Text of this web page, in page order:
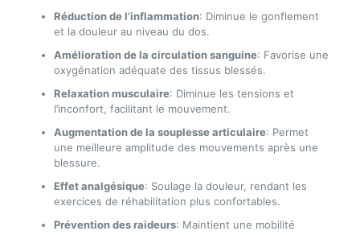
Réduction de l’inflammation: Diminue le gonflement
et la douleur au niveau du dos.
Amélioration de la circulation sanguine: Favorise une
oxygénation adéquate des tissus blessés.
Relaxation musculaire: Diminue les tensions et
l’inconfort, facilitant le mouvement.
Augmentation de la souplesse articulaire: Permet
une meilleure amplitude des mouvements après une
blessure.
Effet analgésique: Soulage la douleur, rendant les
exercices de réhabilitation plus confortables.
Prévention des raideurs: Maintient une mobilité